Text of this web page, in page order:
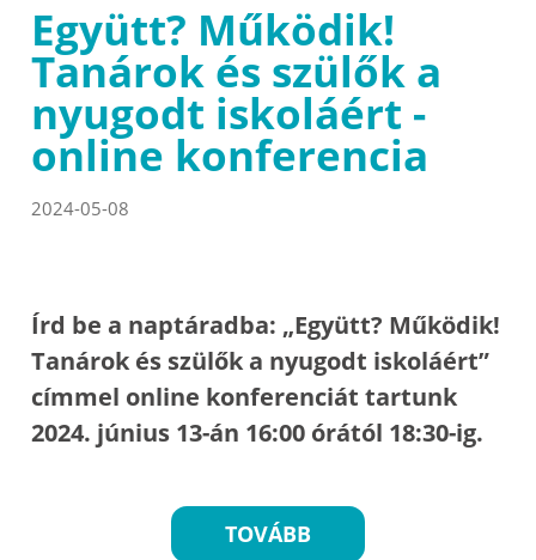
Együtt? Működik!
Tanárok és szülők a
nyugodt iskoláért -
online konferencia
2024-05-08
Írd be a naptáradba: „Együtt? Működik!
Tanárok és szülők a nyugodt iskoláért”
címmel online konferenciát tartunk
2024. június 13-án 16:00 órától 18:30-ig.
TOVÁBB